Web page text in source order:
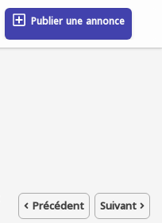
Publier une annonce
Se connecter / S'inscrire
Précédent Suivant